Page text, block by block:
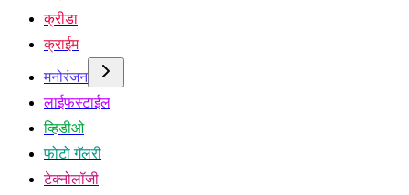
क्रीडा
क्राईम
मनोरंजन
लाईफस्टाईल
व्हिडीओ
फोटो गॅलरी
टेक्नोलॉजी